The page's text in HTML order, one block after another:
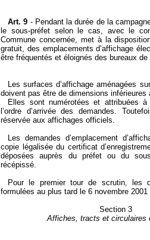
Art. 9 - Pendant la durée de la
le sous-préfet selon le cas, avec le
Commune concernée, met à la
gratuit, des emplacements d’affichage
être fréquentés et éloignés des bureaux de
Les surfaces d’affichage aménagées
doivent pas être de dimensions inférieures
Elles sont numérotées et attribuées à
l’ordre d’arrivée des demandes.
réservée aux affichages officiels.
Les demandes d’emplacement
copie légalisée du certificat
déposées auprès dupréfet ou du
récépissé.
Pour le premier tour de scrutin, les
formulées au plus tard le 6 novembre
Section 3
Affiches, tracts et circulaires